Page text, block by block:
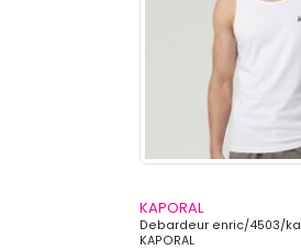
KAPORAL
Debardeur enric/4503/
KAPORAL